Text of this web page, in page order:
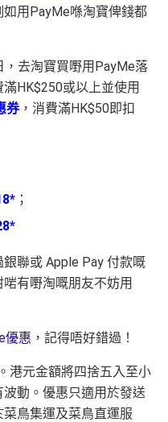
如用PayMe喺淘寶俾錢都
去淘寶買嘢用PayMe落
HK$250或以上並使用
券，消費滿HK$50即扣
；
聯或 Apple Pay 付款嘅
有嘢淘嘅朋友不妨用
優惠 ，記得唔好錯過！
港元金額將四捨五入至小
動。優惠只適用於發送
鳥集運及菜鳥直運服